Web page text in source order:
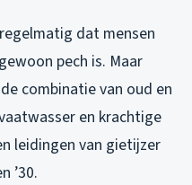
dat mensen
pech is. Maar
combinatie van oud en
en krachtige
leidingen van gietijzer
’30.